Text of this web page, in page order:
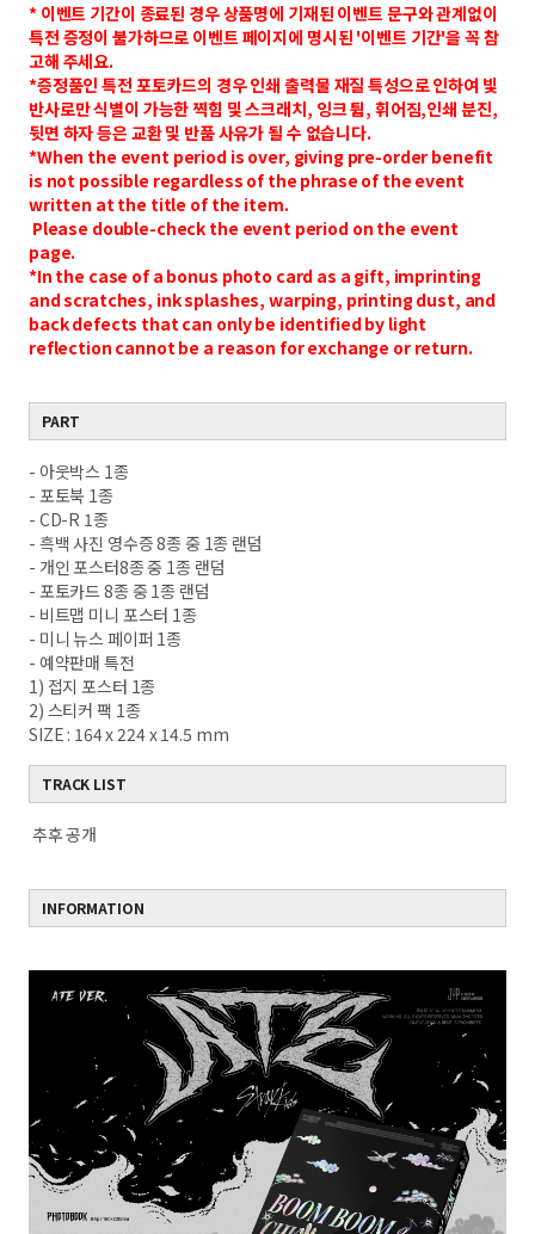
* 이벤트 기간이 종료된 경우 상품명에 기재된 이벤트 문구와 관계없이
특전 증정이 불가하므로 이벤트 페이지에 명시된 '이벤트 기간'을 꼭 참
고해 주세요.
*증정품인 특전 포토카드의 경우 인쇄 출력물 재질 특성으로 인하여 빛
반사로만 식별이 가능한 찍힘 및 스크래치, 잉크 튐, 휘어짐,인쇄 분진,
뒷면 하자 등은 교환 및 반품 사유가 될 수 없습니다.
*When the event period is over, giving pre-order benefit
is not possible regardless of the phrase of the event
written at the title of the item.
Please double-check the event period on the event
page.
*In the case of a bonus photo card as a gift, imprinting
and scratches, ink splashes, warping, printing dust, and
back defects that can only be identified by light
reflection cannot be a reason for exchange or return.
PART
- 아웃박스 1종
- 포토북 1종
- CD-R 1종
- 흑백 사진 영수증 8종 중 1종 랜덤
- 개인 포스터8종 중 1종 랜덤
- 포토카드 8종 중 1종 랜덤
- 비트맵 미니 포스터 1종
- 미니 뉴스 페이퍼 1종
- 예약판매 특전
1) 접지 포스터 1종
2) 스티커 팩 1종
SIZE : 164 x 224 x 14.5 mm
TRACK LIST
추후 공개
INFORMATION